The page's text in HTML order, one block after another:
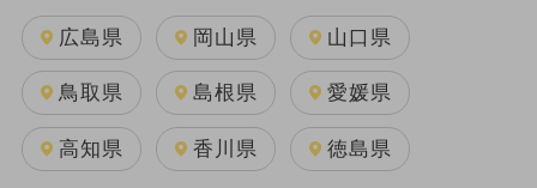
広島県 岡山県 山口県
鳥取県 島根県 愛媛県
高知県 香川県 徳島県